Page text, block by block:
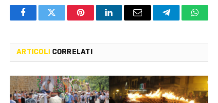
FacebookTwitter PinterestLinkedInEmail Telegram
ARTICOLI CORRELATI